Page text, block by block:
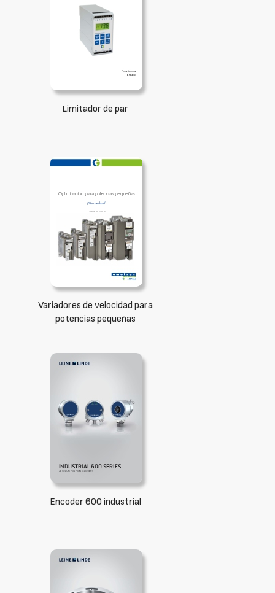
Limitador de par
Variadores de velocidad para
potencias pequeñas
Encoder 600 industrial